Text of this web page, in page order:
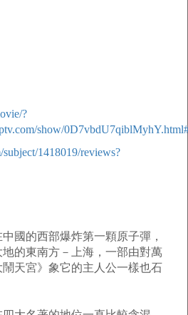
?
show/
1418019/reviews?
西部爆炸第一顆原子彈，
的東南方－上海，一部由對萬
天宮》象它的主人公一樣也石